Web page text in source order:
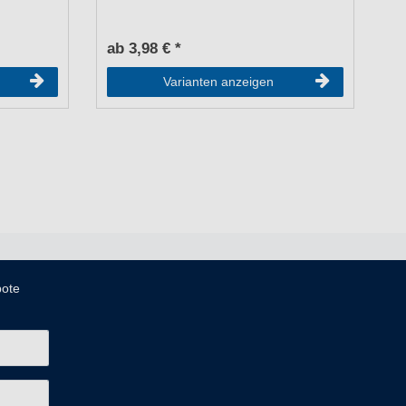
ab 3,98 € *
Varianten anzeigen